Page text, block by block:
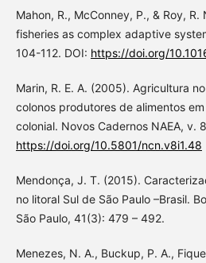
Mahon, R., McConney, P., & Roy,
fisheries as complex adaptive
104-112. DOI: https://doi.org/
Marin, R. E. A. (2005). Agricultura
colonos produtores de alimentos
colonial. Novos Cadernos NAEA, v.
https://doi.org/10.5801/ncn.v8i1.48
Mendonça, J. T. (2015).
no litoral Sul de São Paulo –Brasil.
São Paulo, 41(3): 479 – 492.
Menezes, N. A., Buckup, P. A.,